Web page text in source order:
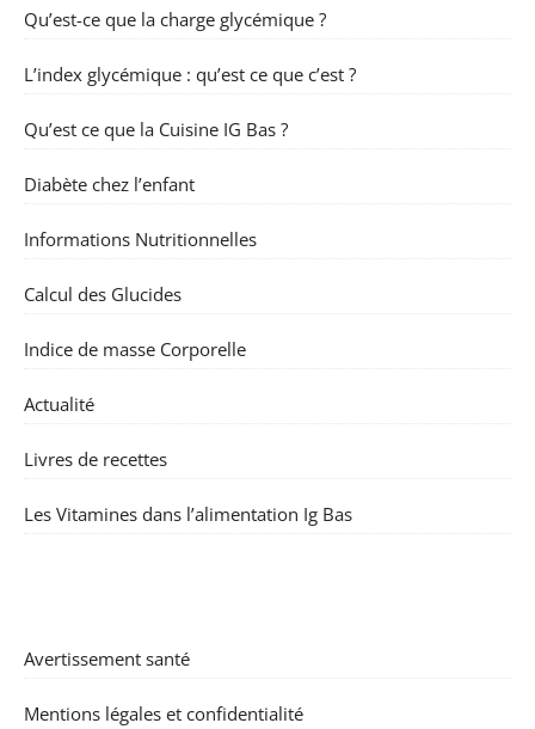
Qu’est-ce que la charge glycémique ?
L’index glycémique : qu’est ce que c’est ?
Qu’est ce que la Cuisine IG Bas ?
Diabète chez l’enfant
Informations Nutritionnelles
Calcul des Glucides
Indice de masse Corporelle
Actualité
Livres de recettes
Les Vitamines dans l’alimentation Ig Bas
Avertissement santé
Mentions légales et confidentialité